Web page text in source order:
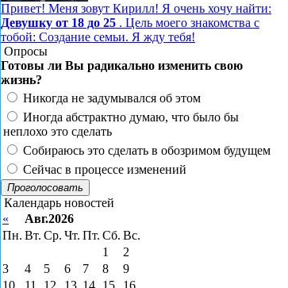
Привет! Меня зовут Кирилл! Я очень хочу найти:
Девушку от 18 до 25 . Цель моего знакомства с
тобой: Создание семьи. Я жду тебя!
Опросы
Готовы ли Вы радикально изменить свою
жизнь?
Никогда не задумывался об этом
Иногда абстрактно думаю, что было бы
неплохо это сделать
Собираюсь это сделать в обозримом будущем
Сейчас в процессе изменений
Проголосовать
Календарь новостей
«
Авг.2026
Пн. Вт. Ср. Чт. Пт. Сб. Вс.
1
2
3
4 5 6 7 8
9
10
11 12 13 14 15 16